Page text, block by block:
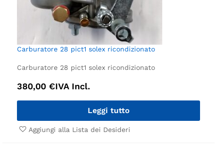
Carburatore 28 pict1 solex ricondizionato
Carburatore 28 pict1 solex ricondizionato
380,00 €IVA Incl.
Leggi tutto
Aggiungi alla Lista dei Desideri